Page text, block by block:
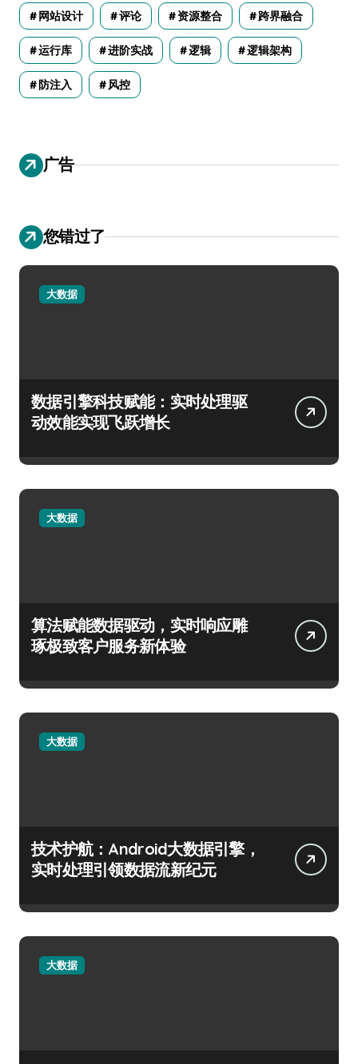
网站设计 评论 资源整合 跨界融合
运行库 进阶实战 逻辑 逻辑架构
防注入 风控
广告
您错过了
大数据
数据引擎科技赋能：实时处理驱
动效能实现飞跃增长
大数据
算法赋能数据驱动，实时响应雕
琢极致客户服务新体验
大数据
技术护航：Android大数据引擎，
实时处理引领数据流新纪元
大数据